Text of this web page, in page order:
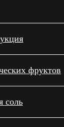
фруктов
соль